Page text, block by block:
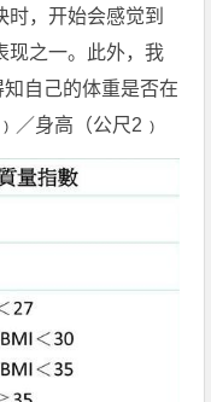
时，开始会感觉到
现之一。此外，我
知自己的体重是否在
／身高（公尺2﹚